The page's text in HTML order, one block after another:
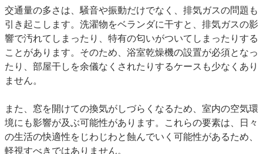
交通量の多さは、騒音や振動だけでなく、排気ガスの問題も
引き起こします。洗濯物をベランダに干すと、排気ガスの影
響で汚れてしまったり、特有の匂いがついてしまったりする
ことがあります。そのため、浴室乾燥機の設置が必須となっ
たり、部屋干しを余儀なくされたりするケースも少なくあり
ません。
また、窓を開けての換気がしづらくなるため、室内の空気環
境にも影響が及ぶ可能性があります。これらの要素は、日々
の生活の快適性をじわじわと蝕んでいく可能性があるため、
軽視すべきではありません。